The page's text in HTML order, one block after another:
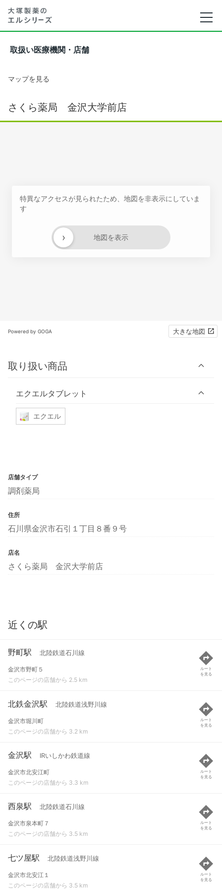
取扱い医療機関・店舗
マップを見る
さくら薬局 金沢大学前店
特異なアクセスが見られたため、地図を非表示にしていま
す
地図を表示
›
Powered by GOGA 大きな地図
取り扱い商品
エクエルタブレット
エクエル
店舗タイプ
調剤薬局
住所
石川県金沢市石引１丁目８番９号
店名
さくら薬局 金沢大学前店
近くの駅
野町駅 北陸鉄道石川線
金沢市野町５
このページの店舗から 2.5 km
ルート
を見る
北鉄金沢駅 北陸鉄道浅野川線
金沢市堀川町
このページの店舗から 3.2 km
ルート
を見る
金沢駅 IRいしかわ鉄道線
金沢市北安江町
このページの店舗から 3.3 km
ルート
を見る
西泉駅 北陸鉄道石川線
金沢市泉本町７
このページの店舗から 3.5 km
ルート
を見る
七ツ屋駅 北陸鉄道浅野川線
金沢市北安江１
このページの店舗から 3.5 km
ルート
を見る